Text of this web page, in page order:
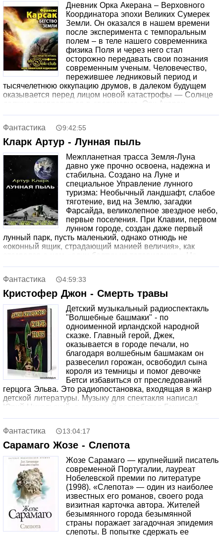
Дневник Орка Акерана – Верховного
Координатора эпохи Великих Сумерек
Земли. Он оказался в нашем времени
после эксперимента с темпоральным
полем – в теле нашего современника
физика Поля и через него стал
осторожно передавать свои познания
современным ученым. Человечество,
пережившее ледниковый период и
тысячелетнюю оккупацию друмов, в далеком будущем
оказывается перед лицом новой катастрофы — Солнце
должно превратиться в сверхновую. Орк Акеран,
новым мирам. Войны, восстания, тяжелая работа,
неожиданные встречи и открытия предстоят людям в их
долгом путешествии к звезде, которая должна стать их
новым домом.
Фантастика 9:42:55
Кларк Артур - Лунная пыль
Межпланетная трасса Земля-Луна
давно уже прочно освоена, надежна и
стабильна. Создано на Луне и
специальное Управление лунного
туризма: Необычный ландшафт, слабое
тяготение, вид на Землю, загадки
Фарсайда, великолепное звездное небо,
первые поселения. При Клавии, первом
лунном городе, создан даже первый
лунный парк, пусть маленький, однако отнюдь не
«оконный ящик, страдающий манией величия», как
отозвался о нем «один болтун из телевидения.» Но
аварию, окруженный мраком и безмолвием погружается
в недра Луны…
Фантастика 4:59:33
Кристофер Джон - Смерть травы
Детский музыкальный радиоспектакль
"Волшебные башмаки" - по
одноименной ирландской народной
сказке. Главный герой, Джек,
оказывается в городе печали, но
благодаря волшебным башмакам он
развеселил горожан, освободил сына
короля из темницы и помог девочке
Бетси избавиться от преследований
герцога Эльва. Это радиопостановка, входящая в жанр
детской литературы. Музыку для спектакля написал
Юрий Никольский, а сценарий разработал Геннадий
(Король), Александр Шатов (Герцог Эльва), Дмитрий
Фивейский (Старик), Михаил Абрамов (1-й стражник и
горожанин), П. Шеремей (2-й стражник и горожанин).
Оркестр, под руководством Юрия Никольского,
сопровождает спектакль. Запись этого спектакля была
сделана в 1956 году.
Фантастика 13:04:17
Сарамаго Жозе - Слепота
Жозе Сарамаго — крупнейший писатель
современной Португалии, лауреат
Нобелевской премии по литературе
(1998). «Слепота» — один из наиболее
известных его романов, своего рода
визитная карточка автора. Жителей
безымянного города безымянной
страны поражает загадочная эпидемия
слепоты. В попытке сдержать ее